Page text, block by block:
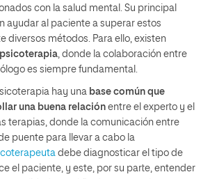
con la salud mental. Su principal
ayudar al paciente a superar estos
diversos métodos. Para ello, existen
, donde la colaboración entre
es siempre fundamental.
hay una base común que
una buena relación entre el experto y el
terapias, donde la comunicación entre
puente para llevar a cabo la
debe diagnosticar el tipo de
el paciente, y este, por su parte, entender